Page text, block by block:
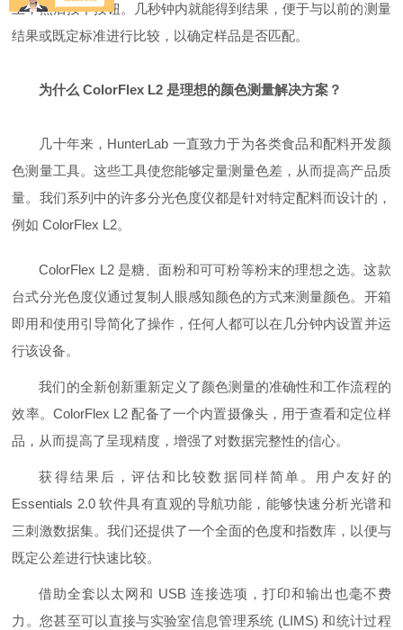
上，然后按下按钮。几秒钟内就能得到结果，便于与以前的测量
结果或既定标准进行比较，以确定样品是否匹配。
为什么 ColorFlex L2 是理想的颜色测量解决方案？
几十年来，HunterLab 一直致力于为各类食品和配料开发颜
色测量工具。这些工具使您能够定量测量色差，从而提高产品质
量。我们系列中的许多分光色度仪都是针对特定配料而设计的，
例如 ColorFlex L2。
ColorFlex L2 是糖、面粉和可可粉等粉末的理想之选。这款
台式分光色度仪通过复制人眼感知颜色的方式来测量颜色。开箱
即用和使用引导简化了操作，任何人都可以在几分钟内设置并运
行该设备。
我们的全新创新重新定义了颜色测量的准确性和工作流程的
效率。ColorFlex L2 配备了一个内置摄像头，用于查看和定位样
品，从而提高了呈现精度，增强了对数据完整性的信心。
获得结果后，评估和比较数据同样简单。用户友好的
Essentials 2.0 软件具有直观的导航功能，能够快速分析光谱和
三刺激数据集。我们还提供了一个全面的色度和指数库，以便与
既定公差进行快速比较。
借助全套以太网和 USB 连接选项，打印和输出也毫不费
力。您甚至可以直接与实验室信息管理系统 (LIMS) 和统计过程